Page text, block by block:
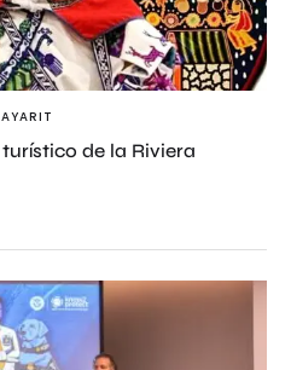
de la Riviera